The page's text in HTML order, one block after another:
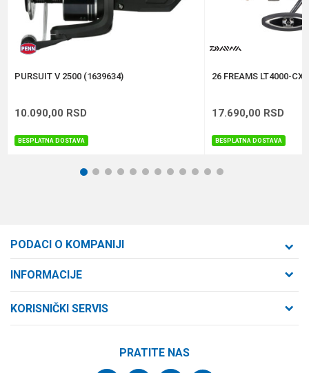
Anti-spam zaštita - izračunajte koliko je 4 + 1 :
PURSUIT V 2500 (1639634)
10.090,00 RSD
BESPLATNA DOSTAVA
26 FREAMS LT4000-
17.690,00 RSD
BESPLATNA DOSTAVA
1 2 3 4 5 6 7 8 9 101112
PODACI O KOMPANIJI
Cara Dušana 47
INFORMACIJE
KORISNIČKI SERVIS
PRATITE NAS